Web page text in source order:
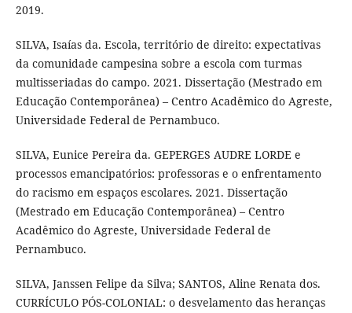
2019.
SILVA, Isaías da. Escola, território de direito: expectativas
da comunidade campesina sobre a escola com turmas
multisseriadas do campo. 2021. Dissertação (Mestrado em
Educação Contemporânea) – Centro Acadêmico do Agreste,
Universidade Federal de Pernambuco.
SILVA, Eunice Pereira da. GEPERGES AUDRE LORDE e
processos emancipatórios: professoras e o enfrentamento
do racismo em espaços escolares. 2021. Dissertação
(Mestrado em Educação Contemporânea) – Centro
Acadêmico do Agreste, Universidade Federal de
Pernambuco.
SILVA, Janssen Felipe da Silva; SANTOS, Aline Renata dos.
CURRÍCULO PÓS-COLONIAL: o desvelamento das heranças